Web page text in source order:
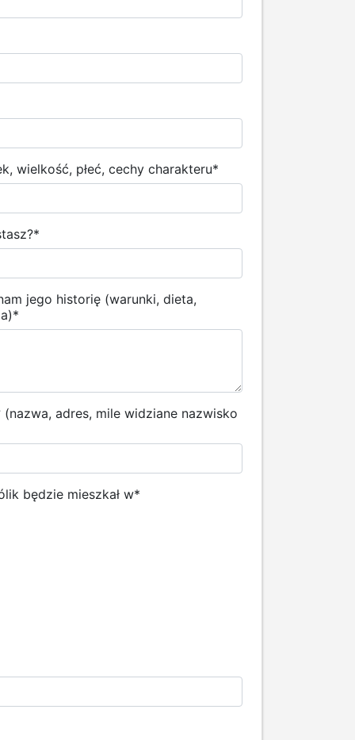
wielkość, płeć, cechy charakteru*
*
jego historię (warunki, dieta,
*
adres, mile widziane nazwisko
będzie mieszkał w*